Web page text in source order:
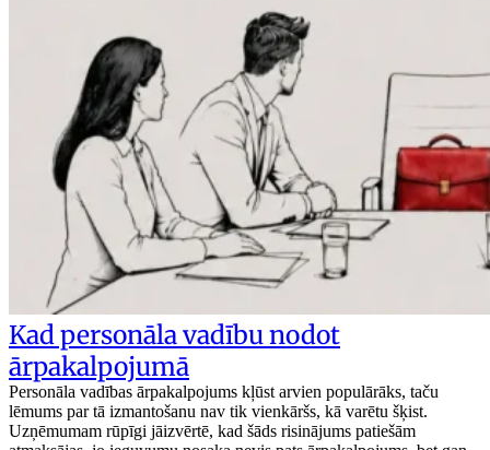
Kad personāla vadību nodot
ārpakalpojumā
Personāla vadības ārpakalpojums kļūst arvien populārāks, taču
lēmums par tā izmantošanu nav tik vienkāršs, kā varētu šķist.
Uzņēmumam rūpīgi jāizvērtē, kad šāds risinājums patiešām